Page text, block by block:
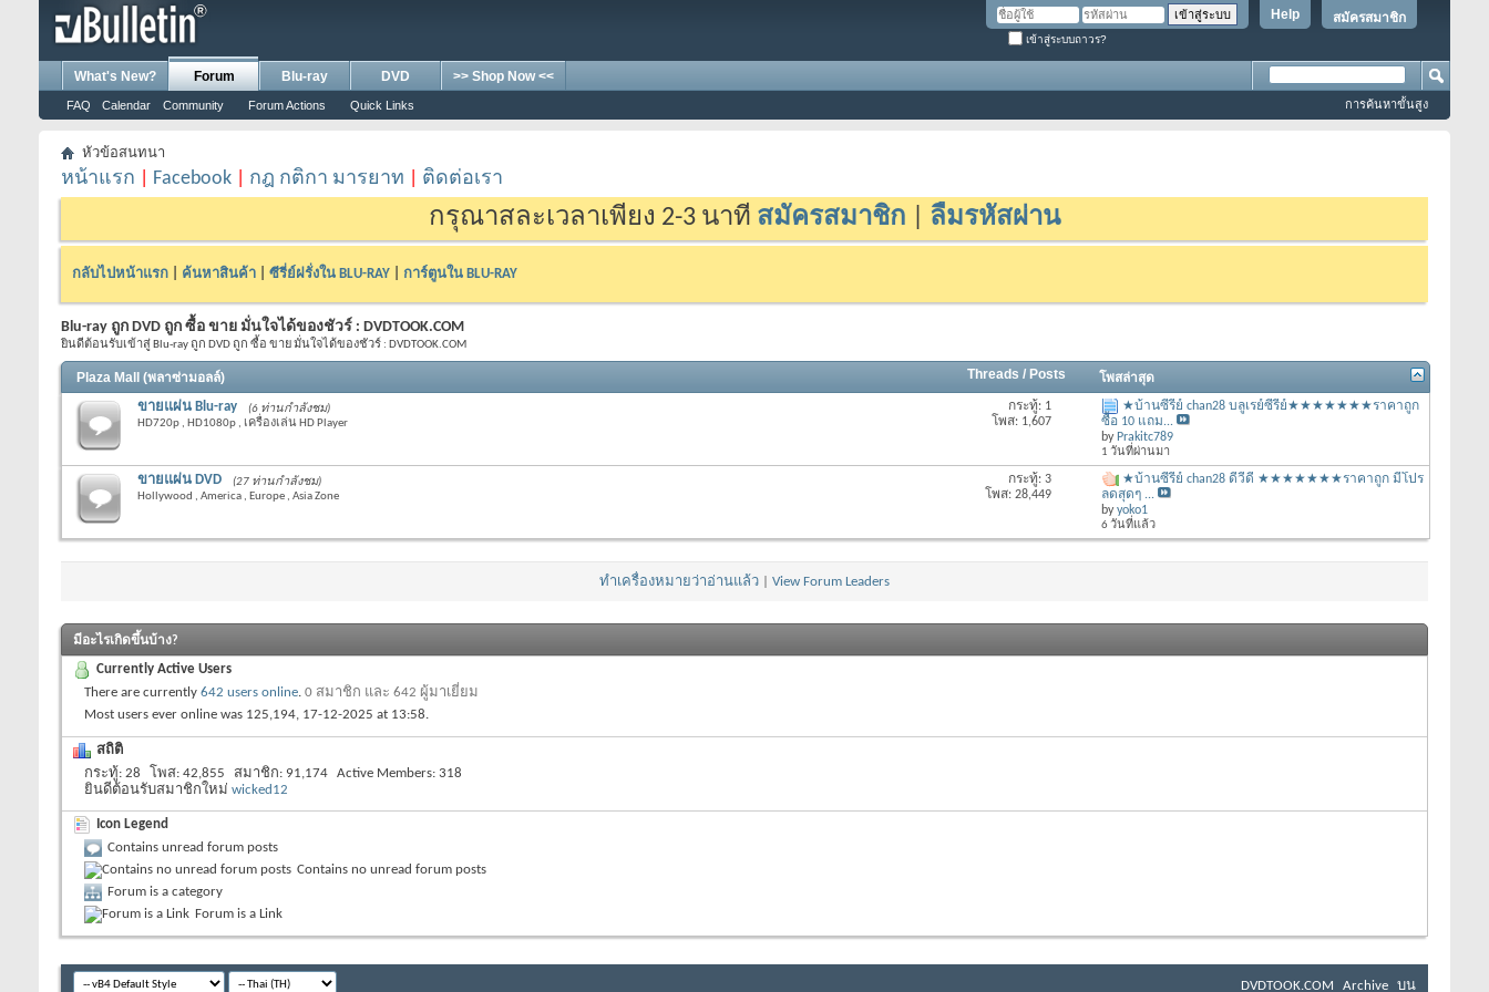
สมัครสมาชิก
Help
เข้าสู่ระบบถาวร?
What's New? Forum
FAQ Calendar Community Forum Actions Quick Links
Blu-ray DVD >> Shop Now <<
การค้นหาขั้นสูง
หัวข้อสนทนา
หน้าแรก Facebook กฎ กติกา มารยาท ติดต่อเรา
กรุณาสละเวลาเพียง 2-3 นาที สมัครสมาชิก ลืมรหัสผ่าน
กลับไปหน้าแรก ค้นหาสินค้า ซีรี่ย์ฝรั่งใน BLU-RAY การ์ตูนใน BLU-RAY
Blu-ray ถูก DVD ถูก ซื้อ ขาย มั่นใจได้ของชัวร์ : DVDTOOK.COM
ยินดีต้อนรับเข้าสู่ Blu-ray ถูก DVD ถูก ซื้อ ขาย มั่นใจได้ของชัวร์ : DVDTOOK.COM
Plaza Mall (พลาซ่ามอลล์) Threads / Posts โพสล่าสุด
ขายแผ่น Blu-ray
(6 ท่านกำลังชม)
HD720p , HD1080p , เครื่องเล่น HD Player
กระทู้: 1
โพส: 1,607
★บ้านซีรี่ย์ chan28 บลูเรย์ซีรีย์★★★★★★★ราคาถูก
ซื้อ 10 แถม...
by Prakitc789
1 วันที่ผ่านมา
ขายแผ่น DVD
(27 ท่านกำลังชม)
Hollywood , America , Europe , Asia Zone
กระทู้: 3
โพส: 28,449
★บ้านซีรี่ย์ chan28 ดีวีดี ★★★★★★★ราคาถูก มีโปร
ลดสุดๆ ...
byyoko1
6 วันที่แล้ว
ทำเครื่องหมายว่าอ่านแล้ว View Forum Leaders
มีอะไรเกิดขึ้นบ้าง?
Currently Active Users
There are currently 642 users online. 0 สมาชิก และ 642 ผู้มาเยี่ยม
Most users ever online was 125,194, 17-12-2025 at 13:58.
สถิติ
กระทู้ 28 โพส 42,855 สมาชิก 91,174 Active Members 318
ยินดีต้อนรับสมาชิกใหม่ wicked12
Icon Legend
Contains unread forum posts
Contains no unread forum posts
Forum is a category
Forum is a Link
DVDTOOK.COM Archive บน